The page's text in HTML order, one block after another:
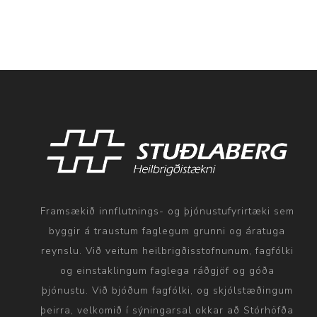
Framsækið innflutnings- og þjónustufyrirtæki sem
byggir á traustum faglegum grunni og áratuga
reynslu. Við veitum heilbrigðisstofnunum, fagfólki
og einstaklingum faglega ráðgjöf og góða
þjónustu. Við bjóðum fagfólki, og skjólstæðingum
þeirra, velkomið í sýningarsal okkar að Stórhöfða